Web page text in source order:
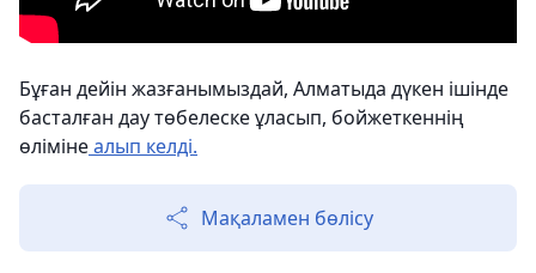
Бұған дейін жазғанымыздай, Алматыда дүкен ішінде
басталған дау төбелеске ұласып, бойжеткеннің
өлімінеалып келді.
Мақаламен бөлісу